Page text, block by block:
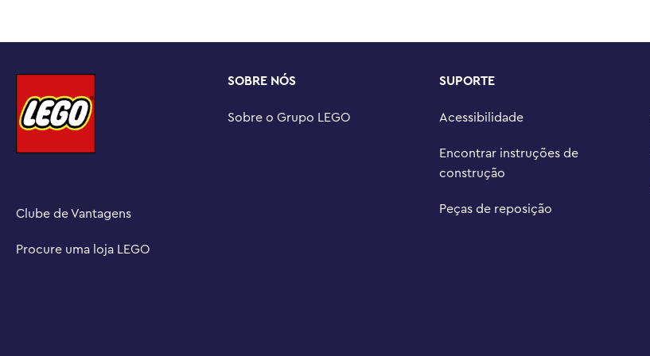
mais de 3 cm de altura, 8 cm de comprimento e 4 cm de largura
Clube de Vantagens
Procure uma loja LEGO
SOBRE NÓS
Sobre o Grupo LEGO
SUPORTE
Acessibilidade
Encontrar instruções de
construção
Peças de reposição